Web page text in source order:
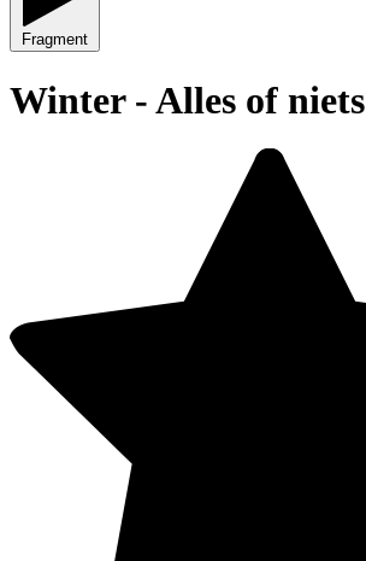
Fragment
Winter - Alles of niets